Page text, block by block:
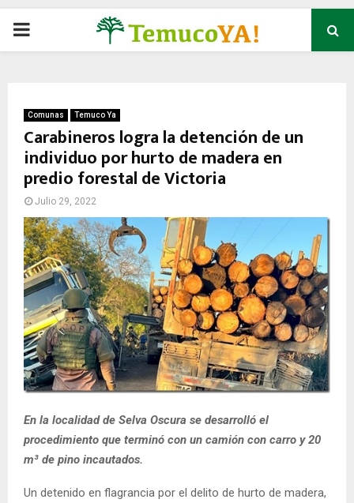
P
M
A
R
Y
M
E
N
U
Comunas Temuco Ya
Carabineros logra la detención de un
individuo por hurto de madera en
predio forestal de Victoria
Julio 29, 2022
En la localidad de Selva Oscura se desarrolló el
procedimiento que terminó con un camión con carro y 20
m³ de pino incautados.
Un detenido en flagrancia por el delito de hurto de madera,